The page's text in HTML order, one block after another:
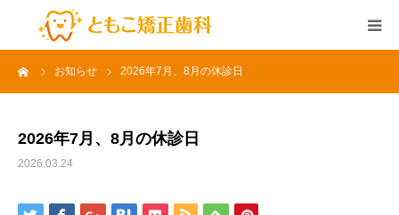
お知らせ 2026年7月、8月の休診日
2026年7月、8月の休診日
2026.03.24
HOME